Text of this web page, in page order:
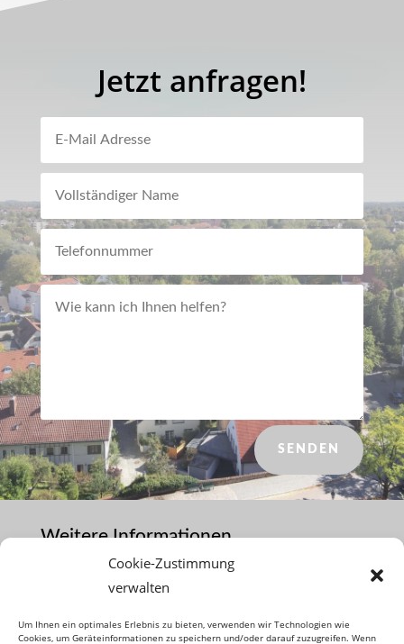
Cookie-Zustimmung
verwalten
Um Ihnen ein optimales Erlebnis zu bieten, verwenden wir Technologien wie
Cookies, um Geräteinformationen zu speichern und/oder darauf zuzugreifen. Wenn
Jetzt anfragen!
SENDEN
Weitere Informationen
Impressum